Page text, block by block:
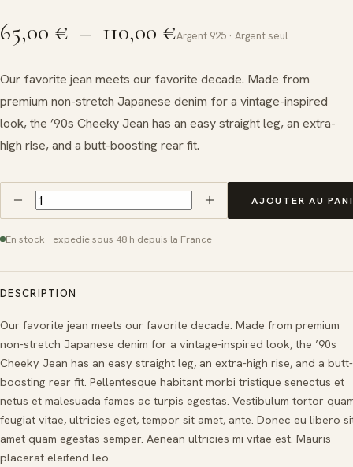
65,00 € – 110,00 €Plage
de
prix :
65,00 €
à
110,00 €
Argent 925 · Argent seul
Our favorite jean meets our favorite decade. Made from
premium non-stretch Japanese denim for a vintage-inspired
look, the ’90s Cheeky Jean has an easy straight leg, an extra-
high rise, and a butt-boosting rear fit.
quantité
de
blue
En stock · expedie sous 48 h depuis la France
DESCRIPTION
Our favorite jean meets our favorite decade. Made from premium
non-stretch Japanese denim for a vintage-inspired look, the ’90s
Cheeky Jean has an easy straight leg, an extra-high rise, and a butt-
boosting rear fit. Pellentesque habitant morbi tristique senectus et
netus et malesuada fames ac turpis egestas. Vestibulum tortor
feugiat vitae, ultricies eget, tempor sit amet, ante. Donec eu libero
amet quam egestas semper. Aenean ultricies mi vitae est. Mauris
placerat eleifend leo.